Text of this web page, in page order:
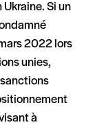
Si un
2022 lors
unies,
sanctions
à